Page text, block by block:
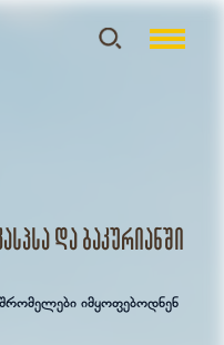
და ბაკურიანში
იმყოფებოდნენ